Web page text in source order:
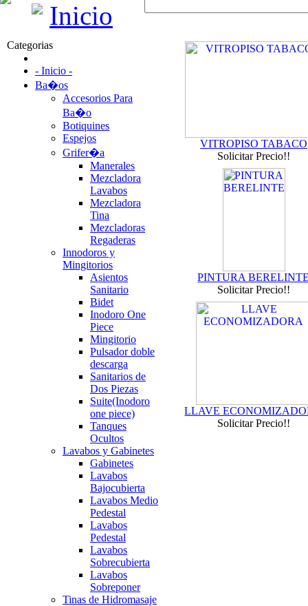
Inicio
Categorias
- Inicio -
Ba�os
Accesorios Para
Ba�o
Botiquines
Espejos
Grifer�a
Manerales
Mezcladora
Lavabos
Mezcladora
Tina
Mezcladoras
Regaderas
Innodoros y
Mingitorios
Asientos
Sanitario
Bidet
Inodoro One
Piece
Mingitorio
Pulsador doble
descarga
Sanitarios de
Dos Piezas
Suite(Inodoro
one piece)
Tanques
Ocultos
Lavabos y Gabinetes
Gabinetes
Lavabos
Bajocubierta
Lavabos Medio
Pedestal
Lavabos
Pedestal
Lavabos
Sobrecubierta
Lavabos
Sobreponer
Tinas de Hidromasaje
VITROPISO TABACO
Solicitar Precio!!
PINTURA
Solicitar Precio!!
LLAVE
Solicitar Precio!!